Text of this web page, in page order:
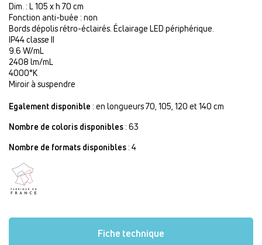
Dim. : L 105 x h 70 cm
Fonction anti-buée : non
Bords dépolis rétro-éclairés. Éclairage LED périphérique.
IP44 classe II
9.6 W/mL
2408 lm/mL
4000°K
Miroir à suspendre
Egalement disponible : en longueurs 70, 105, 120 et 140 cm
Nombre de coloris disponibles : 63
Nombre de formats disponibles : 4
Fiche technique